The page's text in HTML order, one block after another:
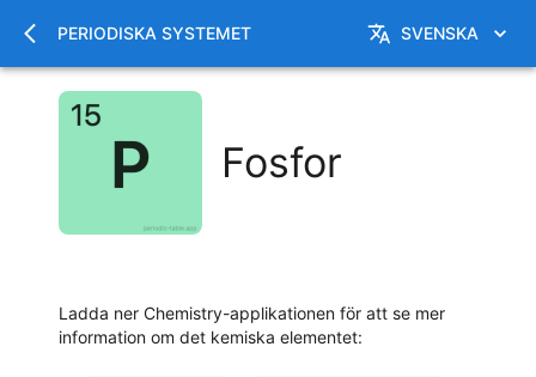
PERIODISKA SYSTEMET SVENSKA
Fosfor
Ladda ner Chemistry-applikationen för att se mer
information om det kemiska elementet: